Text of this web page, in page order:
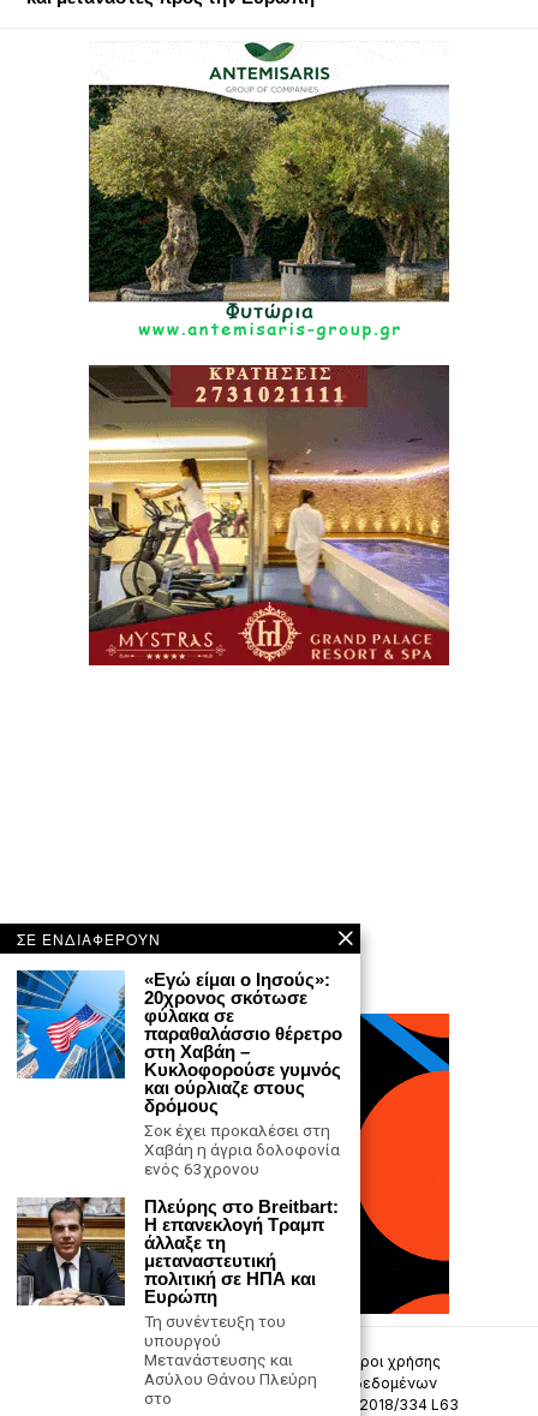
Επικοινωνία Πολιτική Απορρήτου
Όροι χρήσης
Πολιτική προστασίας προσωπικών δεδομένων
Δήλωση συμμόρφωσης -σύσταση (ΕΕ) 2018/334 L63
ΣΕ ΕΝΔΙΑΦΕΡΟΥΝ
«Εγώ είμαι ο Ιησούς»:
20χρονος σκότωσε
φύλακα σε
παραθαλάσσιο θέρετρο
στη Χαβάη –
Κυκλοφορούσε γυμνός
και ούρλιαζε στους
δρόμους
Σοκ έχει προκαλέσει στη
Χαβάη η άγρια δολοφονία
ενός 63χρονου
Πλεύρης στο Breitbart:
Η επανεκλογή Τραμπ
άλλαξε τη
μεταναστευτική
πολιτική σε ΗΠΑ και
Ευρώπη
Τη συνέντευξη του
υπουργού
Μετανάστευσης και
Ασύλου Θάνου Πλεύρη
στο